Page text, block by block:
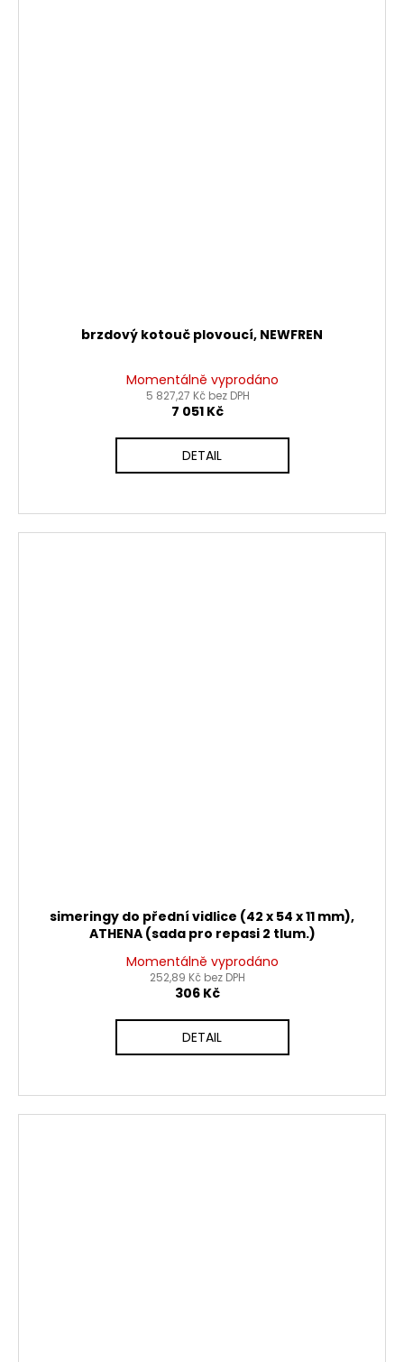
brzdový kotouč plovoucí, NEWFREN
Momentálně vyprodáno
5 827,27 Kč bez DPH
7 051 Kč
DETAIL
simeringy do přední vidlice (42 x 54 x 11 mm),
ATHENA (sada pro repasi 2 tlum.)
Momentálně vyprodáno
252,89 Kč bez DPH
306 Kč
DETAIL